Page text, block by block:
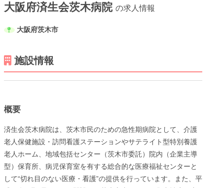
大阪府済生会茨木病院 の求人情報
大阪府茨木市
施設情報
概要
済生会茨木病院は、茨木市民のための急性期病院として、介護
老人保健施設・訪問看護ステーションやサテライト型特別養護
老人ホーム、地域包括センター（茨木市委託）院内（企業主導
型）保育所、病児保育室を有する総合的な医療福祉センターと
して“切れ目のない医療・看護”の提供を行っています。また、平